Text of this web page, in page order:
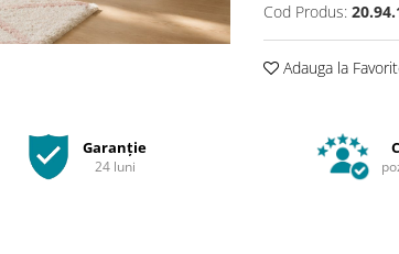
Cod Produs:
Adauga la
Garanție
24 luni